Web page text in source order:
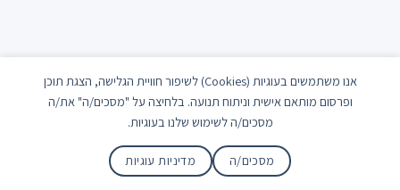
אנו משתמשים בעוגיות (Cookies) לשיפור חוויית הגלישה, הצגת תוכן
ופרסום מותאם אישית וניתוח תנועה. בלחיצה על "מסכים/ה" את/ה
מסכים/ה לשימוש שלנו בעוגיות.
מדיניות עוגיות מסכים/ה